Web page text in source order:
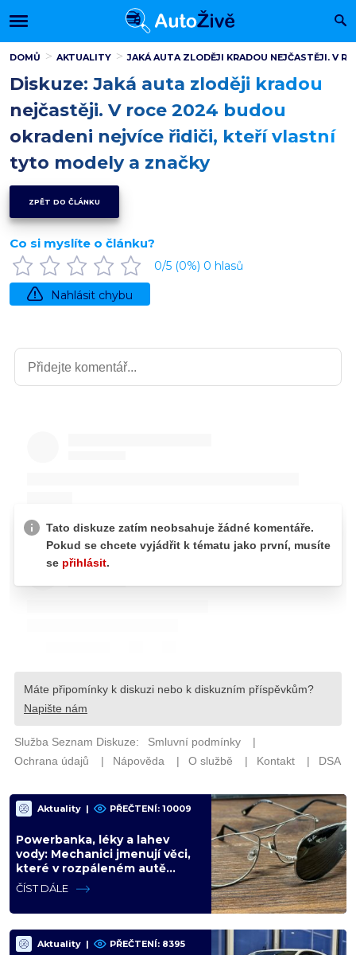
DOMŮ AKTUALITY JAKÁ AUTA ZLODĚJI KRADOU NEJČASTĚJI. V
Diskuze: Jaká auta zloději kradou
nejčastěji. V roce 2024 budou
okradeni nejvíce řidiči, kteří vlastní
tyto modely a značky
ZPĚT DO ČLÁNKU
Co si myslíte o článku?
0/5 (0%) 0 hlasů
Nahlásit chybu
Aktuality | PŘEČTENÍ: 10009
Powerbanka, léky a lahev
vody: Mechanici jmenují věci,
které v rozpáleném autě
nemají co dělat. Hrozí i požár
ČÍST DÁLE
Aktuality | PŘEČTENÍ: 8395